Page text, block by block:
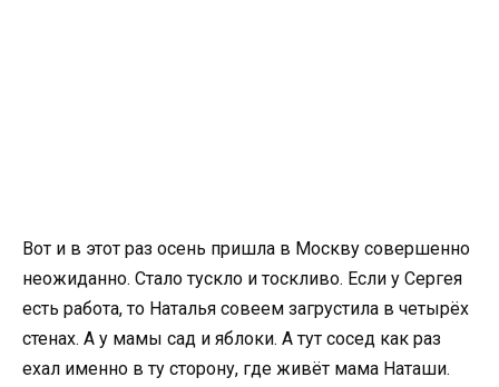
Вот и в этот раз осень пришла в Москву совершенно
неожиданно. Стало тускло и тоскливо. Если у Сергея
есть работа, то Наталья совеем загрустила в четырёх
стенах. А у мамы сад и яблоки. А тут сосед как раз
ехал именно в ту сторону, где живёт мама Наташи.